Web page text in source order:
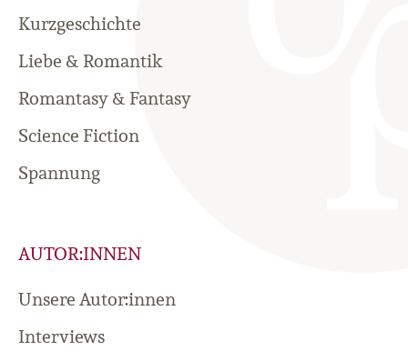
Kurzgeschichte
Liebe & Romantik
Romantasy & Fantasy
Science Fiction
Spannung
AUTOR:INNEN
Unsere Autor:innen
Interviews